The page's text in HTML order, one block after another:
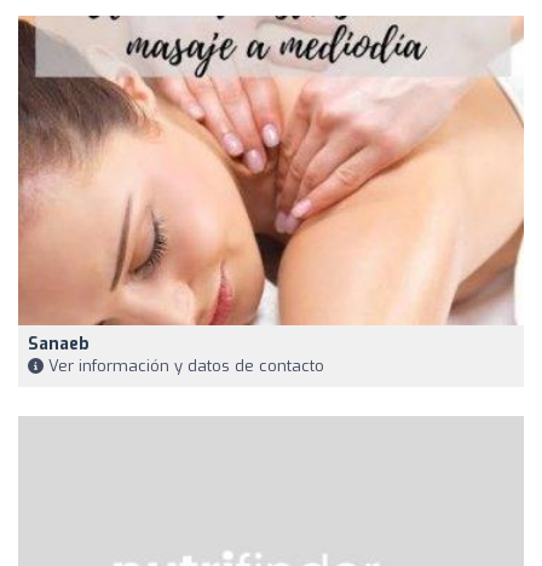
Sanaeb
Ver información y datos de contacto